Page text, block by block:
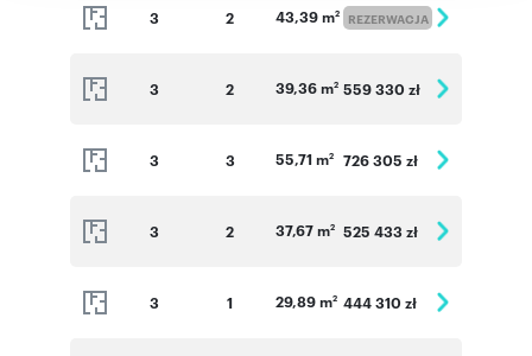
3 2 43,39 m2 REZERWACJA
3 2 39,36 m2 559 330 zł
3 3 55,71 m2 726 305 zł
3 2 37,67 m2 525 433 zł
3 1 29,89 m2 444 310 zł